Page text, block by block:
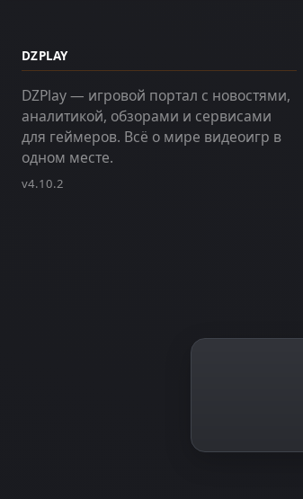
DZPLAY
DZPlay — игровой портал с новостями,
аналитикой, обзорами и сервисами
для геймеров. Всё о мире видеоигр в
одном месте.
v4.10.2